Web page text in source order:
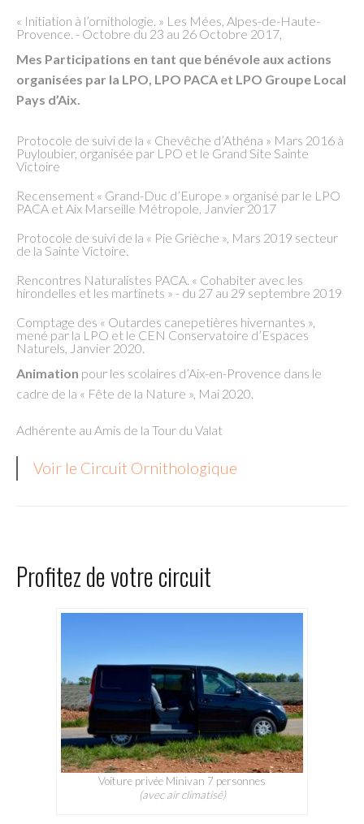
« Initiation à l’ornithologie. » Les Mées, Alpes-de-Haute-
Provence. - Octobre du 23 au 26 Octobre 2017,
Mes Participations en tant que bénévole aux actions
organisées par la LPO, LPO PACA et LPO Groupe Local
Pays d’Aix.
Protocole de suivi de la « Chevêche d’Athéna » Mars 2016 à
Puyloubier, organisée par LPO et le Grand Site Sainte
Victoire
Recensement « Grand-Duc d’Europe » organisé par le LPO
PACA et Aix Marseille Métropole, Janvier 2017
Protocole de suivi de la « Pie Grièche », Mars 2019 secteur
de la Sainte Victoire.
Rencontres Naturalistes PACA. « Cohabiter avec les
hirondelles et les martinets » - du 27 au 29 septembre 2019
Comptage des « Outardes canepetières hivernantes »,
mené par la LPO et le CEN Conservatoire d’Espaces
Naturels, Janvier 2020.
Animation pour les scolaires d’Aix-en-Provence dans le
cadre de la « Fête de la Nature », Mai 2020.
Adhérente au Amis de la Tour du Valat
Voir le Circuit Ornithologique
Profitez de votre circuit
Voiture privée Minivan 7 personnes
(avec air climatisé)